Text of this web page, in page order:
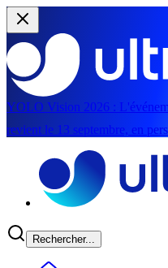
YOLO Vision 2026 :
revient le 13 septembre, en
Rechercher...